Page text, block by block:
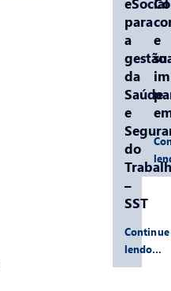
para
a
gestão
da
Saúde
e
do
–
SST
Continue
lendo…
e